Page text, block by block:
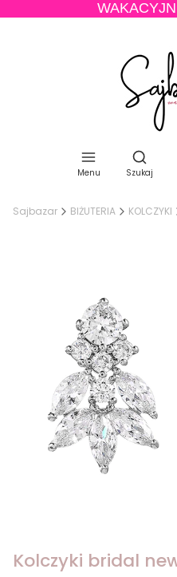
Menu
Otwórz
Szukaj
Sajbazar BIŻUTERIA KOLCZYKI
Kolczyki bridal